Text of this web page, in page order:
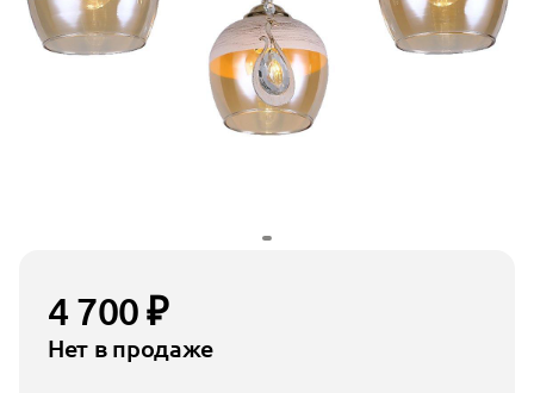
4 700 ₽
Нет в продаже